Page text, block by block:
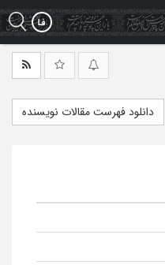
دانلود فهرست مقالات نویسنده